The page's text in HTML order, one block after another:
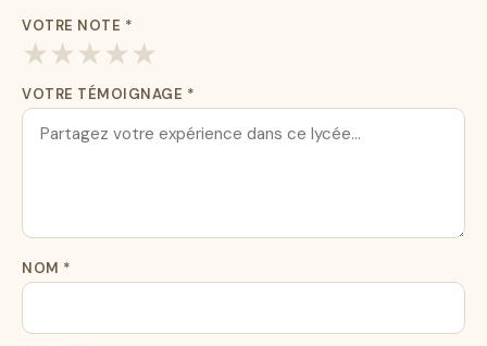
VOTRE NOTE *
★★★★★
VOTRE TÉMOIGNAGE *
NOM *